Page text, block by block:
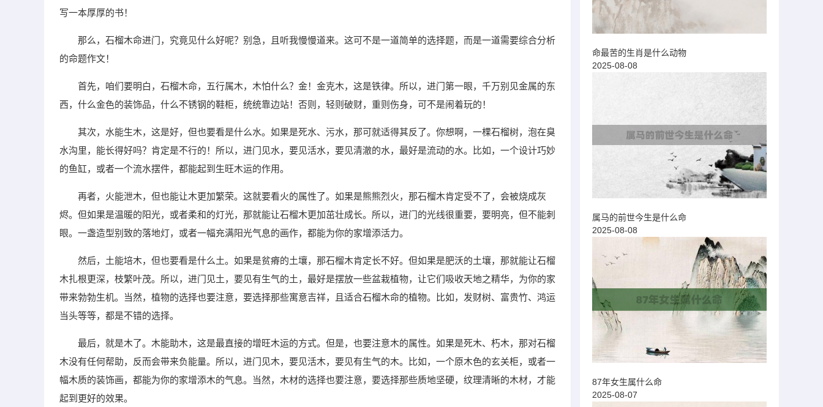
写一本厚厚的书！
那么，石榴木命进门，究竟见什么好呢？别急，且听我慢慢道来。这可不是一道简单的选择题，而是一道需要综合分析
的命题作文！
首先，咱们要明白，石榴木命，五行属木，木怕什么？金！金克木，这是铁律。所以，进门第一眼，千万别见金属的东
西，什么金色的装饰品，什么不锈钢的鞋柜，统统靠边站！否则，轻则破财，重则伤身，可不是闹着玩的！
其次，水能生木，这是好，但也要看是什么水。如果是死水、污水，那可就适得其反了。你想啊，一棵石榴树，泡在臭
水沟里，能长得好吗？肯定是不行的！所以，进门见水，要见活水，要见清澈的水，最好是流动的水。比如，一个设计巧妙
的鱼缸，或者一个流水摆件，都能起到生旺木运的作用。
再者，火能泄木，但也能让木更加繁荣。这就要看火的属性了。如果是熊熊烈火，那石榴木肯定受不了，会被烧成灰
烬。但如果是温暖的阳光，或者柔和的灯光，那就能让石榴木更加茁壮成长。所以，进门的光线很重要，要明亮，但不能刺
眼。一盏造型别致的落地灯，或者一幅充满阳光气息的画作，都能为你的家增添活力。
然后，土能培木，但也要看是什么土。如果是贫瘠的土壤，那石榴木肯定长不好。但如果是肥沃的土壤，那就能让石榴
木扎根更深，枝繁叶茂。所以，进门见土，要见有生气的土，最好是摆放一些盆栽植物，让它们吸收天地之精华，为你的家
带来勃勃生机。当然，植物的选择也要注意，要选择那些寓意吉祥，且适合石榴木命的植物。比如，发财树、富贵竹、鸿运
当头等等，都是不错的选择。
最后，就是木了。木能助木，这是最直接的增旺木运的方式。但是，也要注意木的属性。如果是死木、朽木，那对石榴
木没有任何帮助，反而会带来负能量。所以，进门见木，要见活木，要见有生气的木。比如，一个原木色的玄关柜，或者一
幅木质的装饰画，都能为你的家增添木的气息。当然，木材的选择也要注意，要选择那些质地坚硬，纹理清晰的木材，才能
起到更好的效果。
命最苦的生肖是什么动物
2025-08-08
属马的前世今生是什么命
2025-08-08
87年女生属什么命
2025-08-07